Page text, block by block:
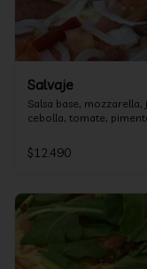
Salvaje
Salsa base,
cebolla, tomate,
$12.490